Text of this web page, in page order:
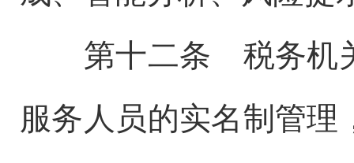
第十二条 税务机关
服务人员的实名制管